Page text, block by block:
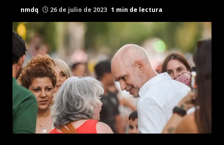
nmdq 26 de julio de 2023 1 min de lectura